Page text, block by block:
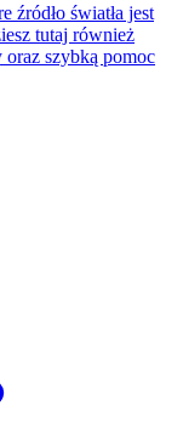
źródło światła jest
tutaj również
szybką pomoc